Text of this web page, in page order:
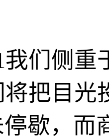
我们侧重
将把目
停歇，而